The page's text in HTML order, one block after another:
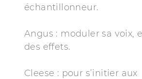
échantillonneur.
Angus : moduler sa voix,
des effets.
Cleese : pour s’initier aux